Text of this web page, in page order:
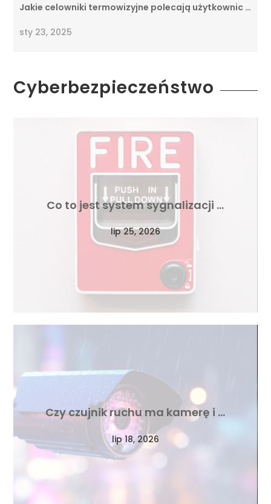
Jakie celowniki termowizyjne polecają użytkownic …
sty 23, 2025
Cyberbezpieczeństwo
Co to jest system sygnalizacji …
lip 25, 2026
Czy czujnik ruchu ma kamerę i …
lip 18, 2026